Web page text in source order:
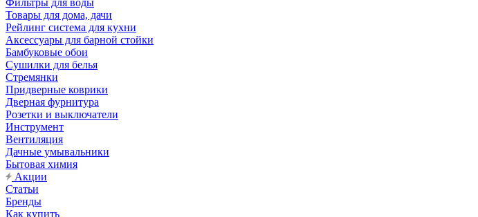
Фильтры для воды
Товары для дома, дачи
Рейлинг система для кухни
Аксессуары для барной стойки
Бамбуковые обои
Сушилки для белья
Стремянки
Придверные коврики
Дверная фурнитура
Розетки и выключатели
Инструмент
Вентиляция
Дачные умывальники
Бытовая химия
Акции
Статьи
Бренды
Как купить